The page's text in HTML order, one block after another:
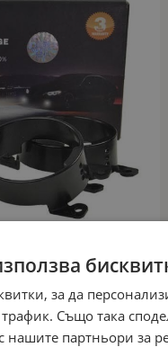
за да
Също така
нашите партньори за